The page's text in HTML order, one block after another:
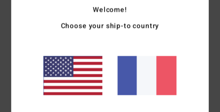
Client anonyme vérifié22 janvier 2026
Je recommande ce produit
4 /5
Welcome!
Choose your ship-to country